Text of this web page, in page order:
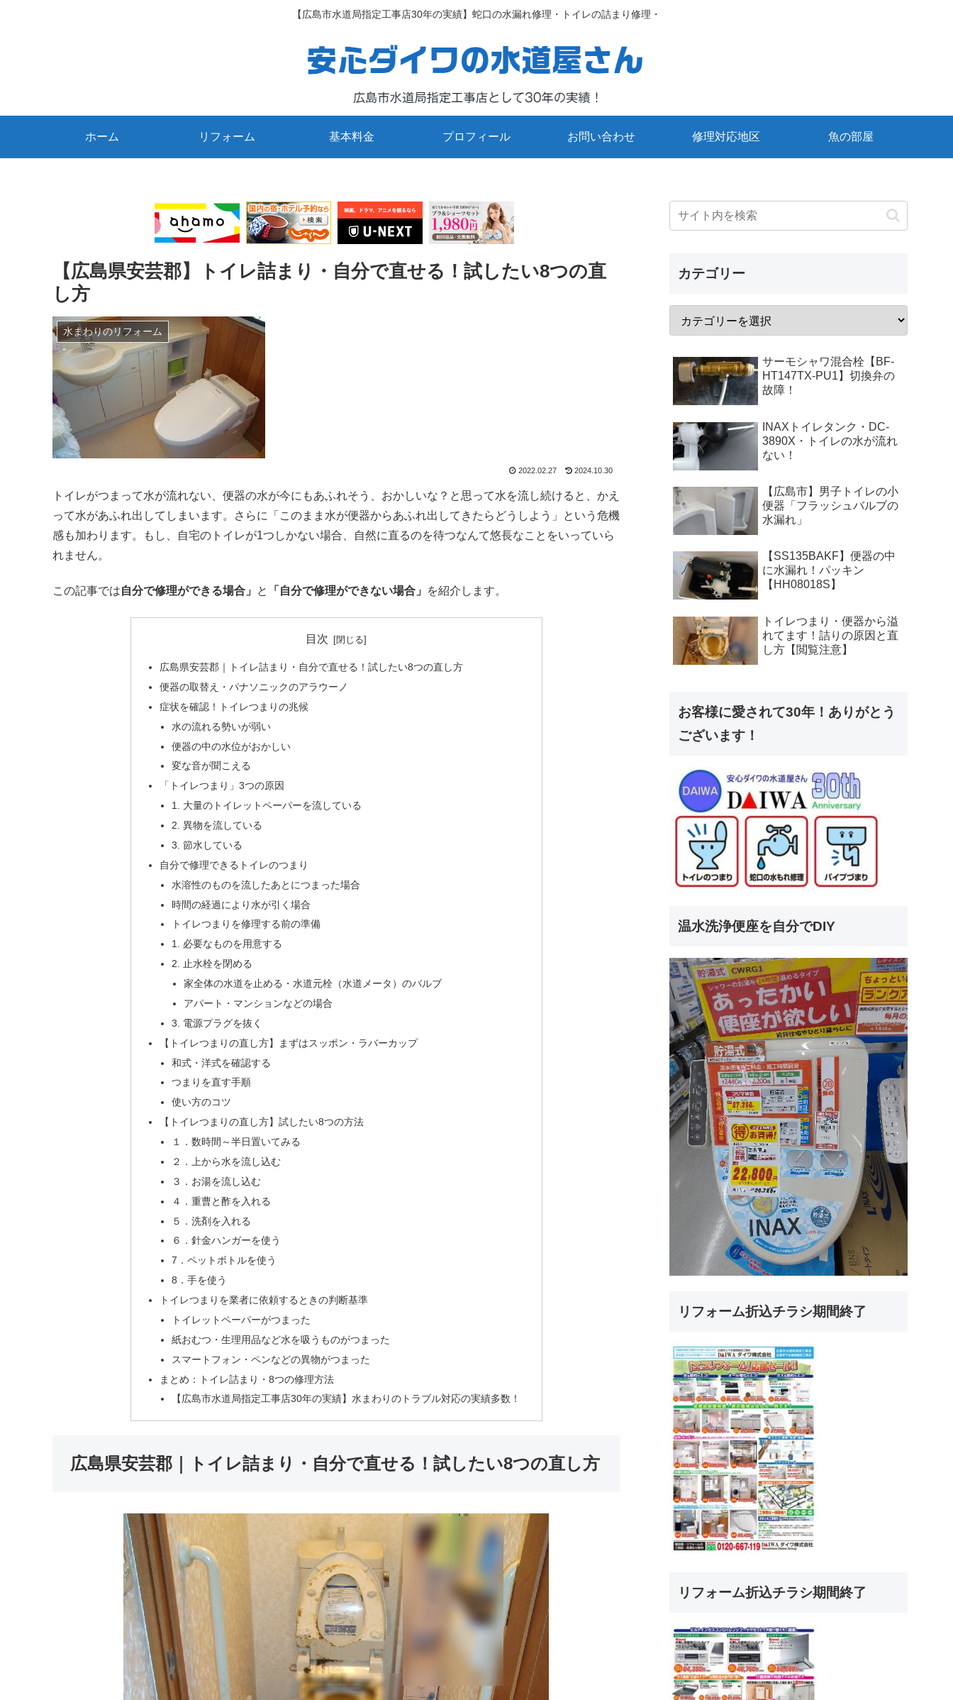
【広島市水道局指定工事店30年の実績】蛇口の水漏れ修理・トイレの詰まり修理・
ホーム リフォーム 基本料金 プロフィール お問い合わせ 修理対応地区 魚の部屋
【広島県安芸郡】トイレ詰まり・自分で直せる！試したい8つの直
し方
水まわりのリフォーム
2022.02.27 2024.10.30
トイレがつまって水が流れない、便器の水が今にもあふれそう、おかしいな？と思って水を流し続けると、かえ
って水があふれ出してしまいます。さらに「このまま水が便器からあふれ出してきたらどうしよう」という危機
感も加わります。もし、自宅のトイレが1つしかない場合、自然に直るのを待つなんて悠長なことをいっていら
れません。
この記事では自分で修理ができる場合」 と 「自分で修理ができない場合」 を紹介します。
目次
広島県安芸郡｜トイレ詰まり・自分で直せる！試したい8つの直し方
便器の取替え・パナソニックのアラウーノ
症状を確認！トイレつまりの兆候
水の流れる勢いが弱い
便器の中の水位がおかしい
変な音が聞こえる
「トイレつまり」3つの原因
1. 大量のトイレットペーパーを流している
2. 異物を流している
3. 節水している
自分で修理できるトイレのつまり
水溶性のものを流したあとにつまった場合
時間の経過により水が引く場合
トイレつまりを修理する前の準備
1. 必要なものを用意する
2. 止水栓を閉める
家全体の水道を止める・水道元栓（水道メータ）のバルブ
アパート・マンションなどの場合
3. 電源プラグを抜く
【トイレつまりの直し方】まずはスッポン・ラバーカップ
和式・洋式を確認する
つまりを直す手順
使い方のコツ
【トイレつまりの直し方】試したい8つの方法
１．数時間～半日置いてみる
２．上から水を流し込む
３．お湯を流し込む
４．重曹と酢を入れる
５．洗剤を入れる
６．針金ハンガーを使う
7．ペットボトルを使う
8．手を使う
トイレつまりを業者に依頼するときの判断基準
トイレットペーパーがつまった
紙おむつ・生理用品など水を吸うものがつまった
スマートフォン・ペンなどの異物がつまった
まとめ：トイレ詰まり・8つの修理方法
【広島市水道局指定工事店30年の実績】水まわりのトラブル対応の実績多数！
広島県安芸郡｜トイレ詰まり・自分で直せる！試したい8つの直し方
カテゴリー
サーモシャワ混合栓【BF-
HT147TX-PU1】切換弁の
故障！
INAXトイレタンク・DC-
3890X・トイレの水が流れ
ない！
【広島市】男子トイレの小
便器「フラッシュバルブの
水漏れ」
【SS135BAKF】便器の中
に水漏れ！パッキン
【HH08018S】
トイレつまり・便器から溢
れてます！詰りの原因と直
し方【閲覧注意】
お客様に愛されて30年！ありがとう
ございます！
温水洗浄便座を自分でDIY
リフォーム折込チラシ期間終了
リフォーム折込チラシ期間終了